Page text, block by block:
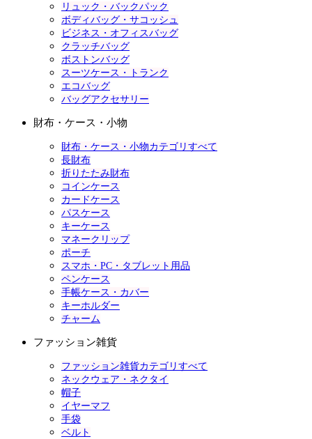
リュック・バックパック
ボディバッグ・サコッシュ
ビジネス・オフィスバッグ
クラッチバッグ
ボストンバッグ
スーツケース・トランク
エコバッグ
バッグアクセサリー
財布・ケース・小物
財布・ケース・小物カテゴリすべて
長財布
折りたたみ財布
コインケース
カードケース
パスケース
キーケース
マネークリップ
ポーチ
スマホ・PC・タブレット用品
ペンケース
手帳ケース・カバー
キーホルダー
チャーム
ファッション雑貨
ファッション雑貨カテゴリすべて
ネックウェア・ネクタイ
帽子
イヤーマフ
手袋
ベルト